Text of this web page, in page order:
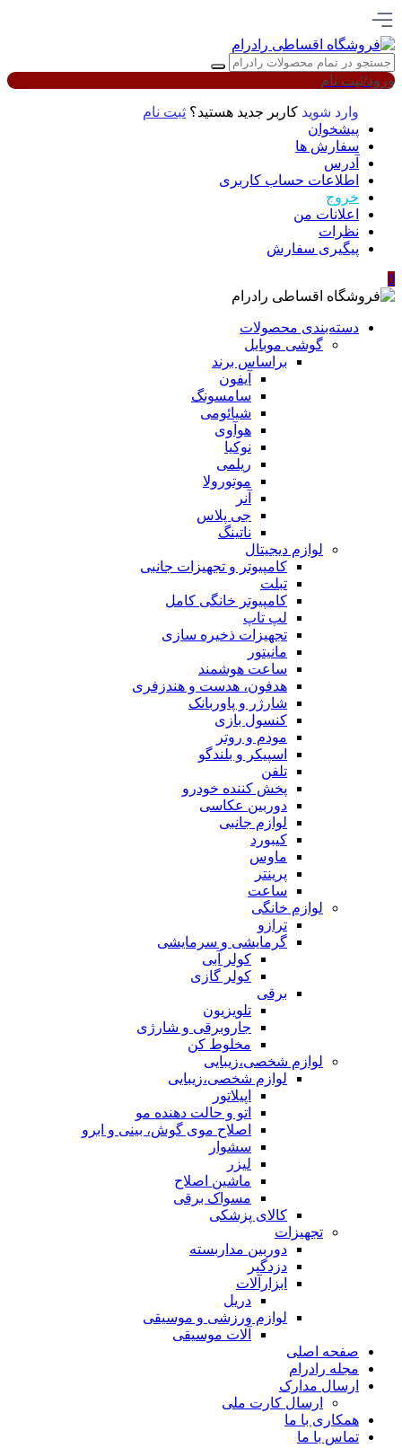
ورود/ثبت نام
وارد شوید کاربر جدید هستید؟ ثبت نام
پیشخوان
سفارش ها
آدرس
اطلاعات حساب كاربری
خروج
اعلانات من
نظرات
پیگیری سفارش
0
دسته‌بندی محصولات
گوشی موبایل
براساس برند
آیفون
سامسونگ
شیائومی
هوآوی
نوکیا
ریلمی
موتورولا
آنر
جی پلاس
ناتینگ
لوازم دیجیتال
کامپیوتر و تجهیزات جانبی
تبلت
کامپیوتر خانگی کامل
لپ تاپ
تجهیزات ذخیره سازی
مانیتور
ساعت هوشمند
هدفون، هدست و هندزفری
شارژر و پاوربانک
کنسول بازی
مودم و روتر
اسپیکر و بلندگو
تلفن
پخش کننده خودرو
دوربین عکاسی
لوازم جانبی
کیبورد
ماوس
پرینتر
ساعت
لوازم خانگی
ترازو
گرمایشی و سرمایشی
کولر آبی
کولر گازی
برقی
تلویزیون
جاروبرقی و شارژی
مخلوط کن
لوازم شخصی،زیبایی
لوازم شخصی،زیبایی
اپیلاتور
اتو و حالت دهنده مو
اصلاح موی گوش، بینی و ابرو
سشوار
لیزر
ماشین اصلاح
مسواک برقی
کالای پزشکی
تجهیزات
دوربین مداربسته
دزدگیر
ابزارآلات
دریل
لوازم ورزشی و موسیقی
آلات موسیقی
صفحه اصلی
مجله رادرام
ارسال مدارک
ارسال کارت ملی
همکاری با ما
تماس با ما